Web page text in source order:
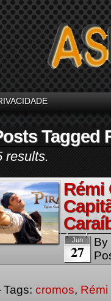
Tagged
results.
Rémi
Jun
27
By
Tags: cromos, Rémi